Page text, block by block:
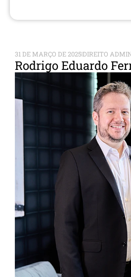
31 DE MARÇO DE 2025DIREITO
Rodrigo Eduardo